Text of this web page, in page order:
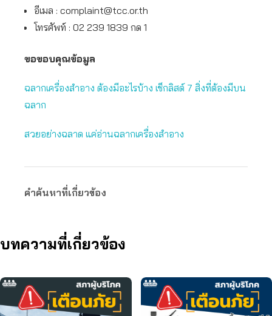
อีเมล : complaint@tcc.or.th
โทรศัพท์ : 02 239 1839 กด 1
ขอขอบคุณข้อมูล
ฉลากเครื่องสำอาง ต้องมีอะไรบ้าง เช็กลิสต์ 7 สิ่งที่ต้องมีบน
ฉลาก
สวยอย่างฉลาด แค่อ่านฉลากเครื่องสำอาง
คำค้นหาที่เกี่ยวข้อง
บทความที่เกี่ยวข้อง